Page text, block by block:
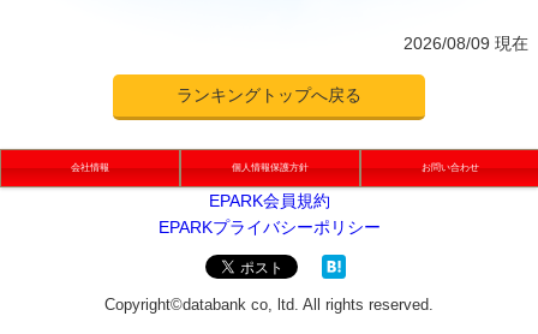
2026/08/09 現在
ランキングトップへ戻る
会社情報 個人情報保護方針 お問い合わせ